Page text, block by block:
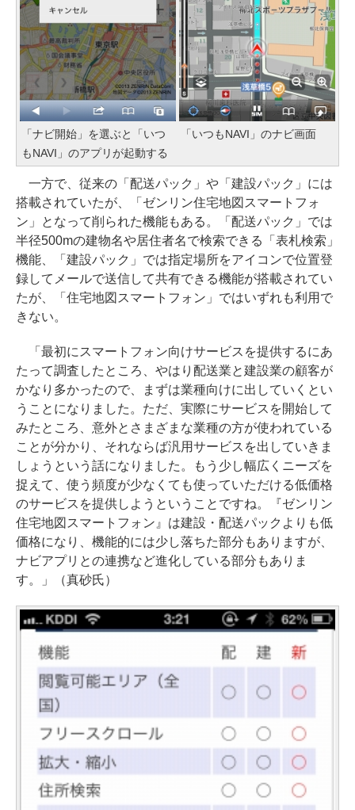
「ナビ開始」を選ぶと「いつ
もNAVI」のアプリが起動する
「いつもNAVI」のナビ画面
一方で、従来の「配送パック」や「建設パック」には
搭載されていたが、「ゼンリン住宅地図スマートフォ
ン」となって削られた機能もある。「配送パック」では
半径500mの建物名や居住者名で検索できる「表札検索」
機能、「建設パック」では指定場所をアイコンで位置登
録してメールで送信して共有できる機能が搭載されてい
たが、「住宅地図スマートフォン」ではいずれも利用で
きない。
「最初にスマートフォン向けサービスを提供するにあ
たって調査したところ、やはり配送業と建設業の顧客が
かなり多かったので、まずは業種向けに出していくとい
うことになりました。ただ、実際にサービスを開始して
みたところ、意外とさまざまな業種の方が使われている
ことが分かり、それならば汎用サービスを出していきま
しょうという話になりました。もう少し幅広くニーズを
捉えて、使う頻度が少なくても使っていただける低価格
のサービスを提供しようということですね。『ゼンリン
住宅地図スマートフォン』は建設・配送パックよりも低
価格になり、機能的には少し落ちた部分もありますが、
ナビアプリとの連携など進化している部分もありま
す。」（真砂氏）